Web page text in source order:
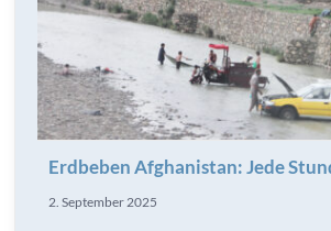
Erdbeben Afghanistan: Jede
2. September 2025